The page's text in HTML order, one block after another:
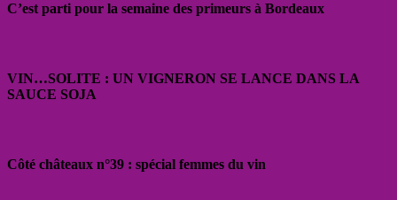
C’est parti pour la semaine des primeurs à Bordeaux
VIN…SOLITE : UN VIGNERON SE LANCE DANS LA
SAUCE SOJA
Côté châteaux n°39 : spécial femmes du vin